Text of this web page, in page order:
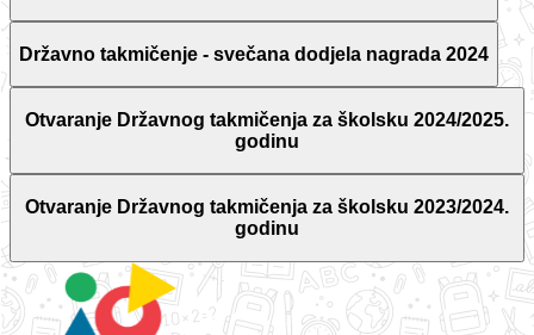
Državno takmičenje - svečana dodjela nagrada 2024
Otvaranje Državnog takmičenja za školsku 2024/2025.
godinu
Otvaranje Državnog takmičenja za školsku 2023/2024.
godinu